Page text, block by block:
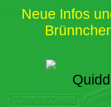
Neue Infos